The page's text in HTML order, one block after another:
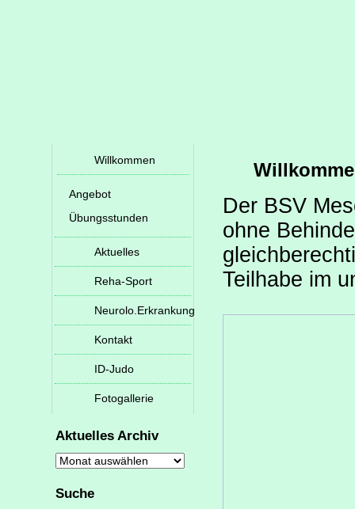
Willkommen
Angebot
Übungsstunden
Aktuelles
Reha-Sport
Neurolo.Erkrankung
Kontakt
ID-Judo
Fotogallerie
Aktuelles Archiv
Aktuelles
Archiv
Suche
Der BSV
ohne
Teilhabe im